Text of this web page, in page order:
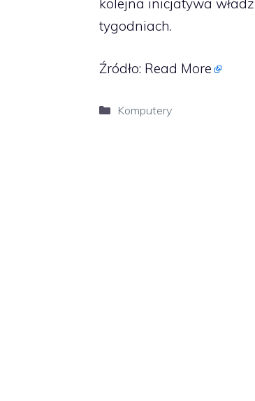
kolejna inicjatywa
tygodniach.
Źródło: Read More
Kategorie
Komputery